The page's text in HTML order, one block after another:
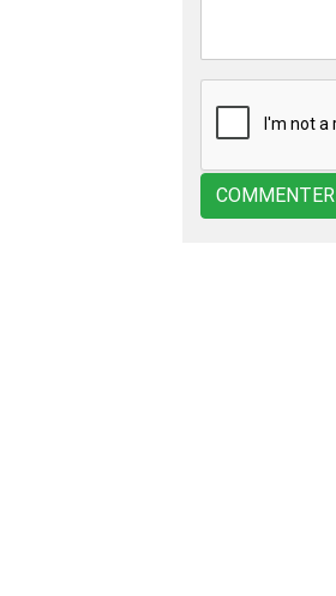
COMMENTER